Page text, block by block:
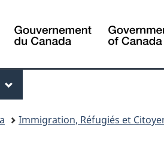
PRINCIPAL
Immigration, Réfugiés et